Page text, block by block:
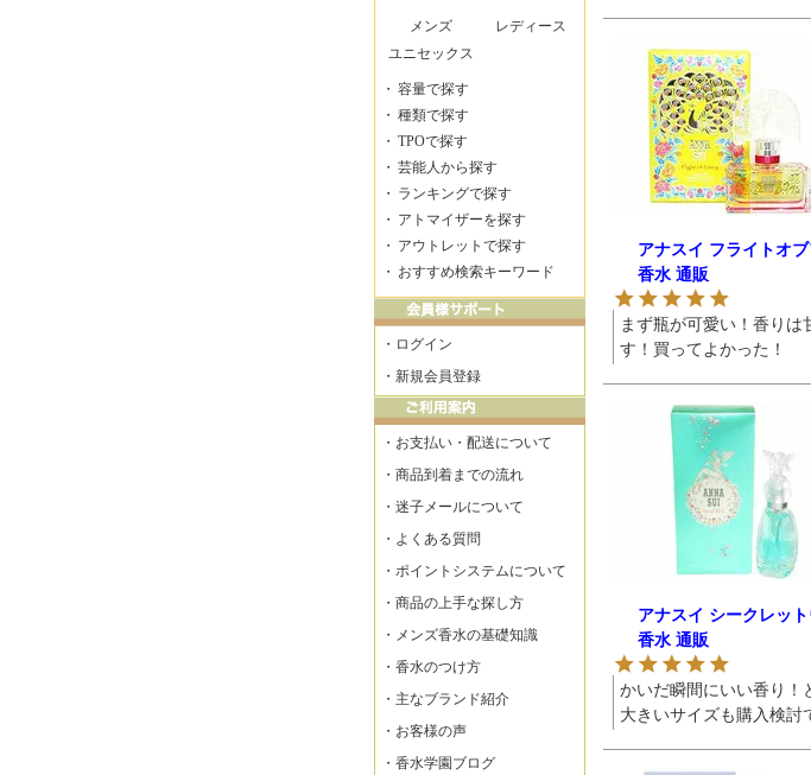
アナスイ フライトオ
香水 通販
まず瓶が可愛い！香り
す！買ってよかった！
アナスイ シークレッ
香水 通販
かいだ瞬間にいい香り！
大きいサイズも購入検討
メンズ
レディース
ユニセックス
・ 容量で探す
・ 種類で探す
・ TPOで探す
・ 芸能人から探す
・ ランキングで探す
・ アトマイザーを探す
・ アウトレットで探す
・ おすすめ検索キーワード
・ ログイン
・ 新規会員登録
・ お支払い・配送について
・ 商品到着までの流れ
・ 迷子メールについて
・ よくある質問
・ ポイントシステムについて
・ 商品の上手な探し方
・ メンズ香水の基礎知識
・ 香水のつけ方
・ 主なブランド紹介
・ お客様の声
・ 香水学園ブログ